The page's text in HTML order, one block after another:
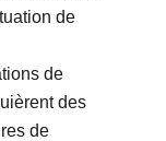
de
de
des
de